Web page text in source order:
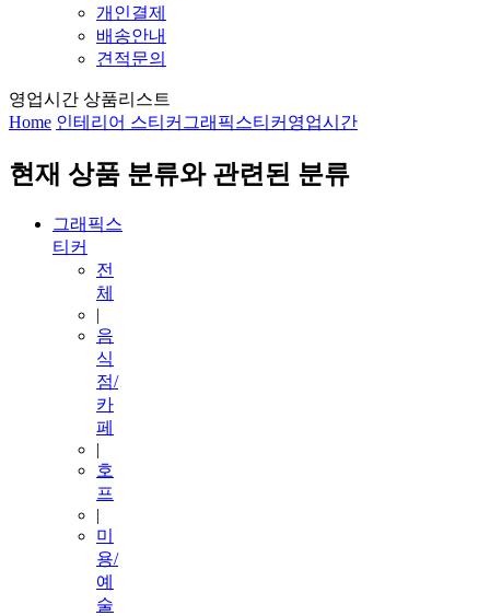
개인결제
배송안내
견적문의
영업시간 상품리스트
Home 인테리어 스티커 그래픽스티커 영업시간
현재 상품 분류와 관련된 분류
그래픽스
티커
전
체
|
음
식
점/
카
페
|
호
프
|
미
용/
예
술